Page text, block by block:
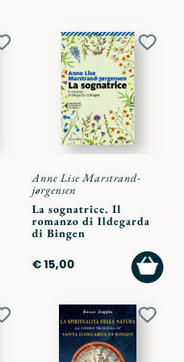
Aggiungi
Anne Lise Marstrand-
jørgensen
La sognatrice. Il
romanzo di Ildegarda
di Bingen
€ 15,00
AL
Aggiungi